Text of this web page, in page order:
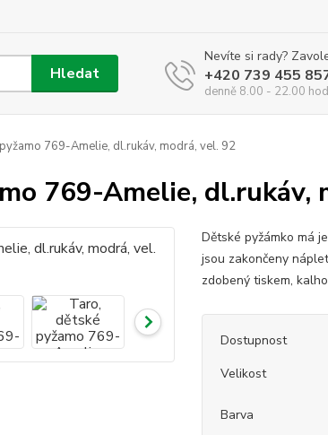
Hledat
Nevíte si rady?
+420 739 455
denně 8.00 - 22.00
769-Amelie, dl.rukáv, modrá, vel. 92
769-Amelie, dl.rukáv,
Dětské pyžámko má
jsou zakončeny
zdobený tiskem,
Dostupnost
Velikost
Barva